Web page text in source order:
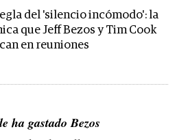
del 'silencio incómodo': la
que Jeff Bezos y Tim Cook
en reuniones
ha gastado Bezos